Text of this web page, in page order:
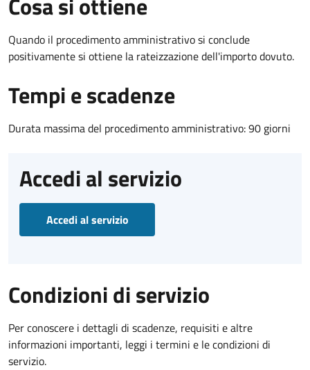
Quando il procedimento amministrativo si conclude
positivamente si ottiene la rateizzazione dell'importo dovuto.
Tempi e scadenze
Durata massima del procedimento amministrativo: 90 giorni
Accedi al servizio
Accedi al servizio
Condizioni di servizio
Per conoscere i dettagli di scadenze, requisiti e altre
informazioni importanti, leggi i termini e le condizioni di
servizio.